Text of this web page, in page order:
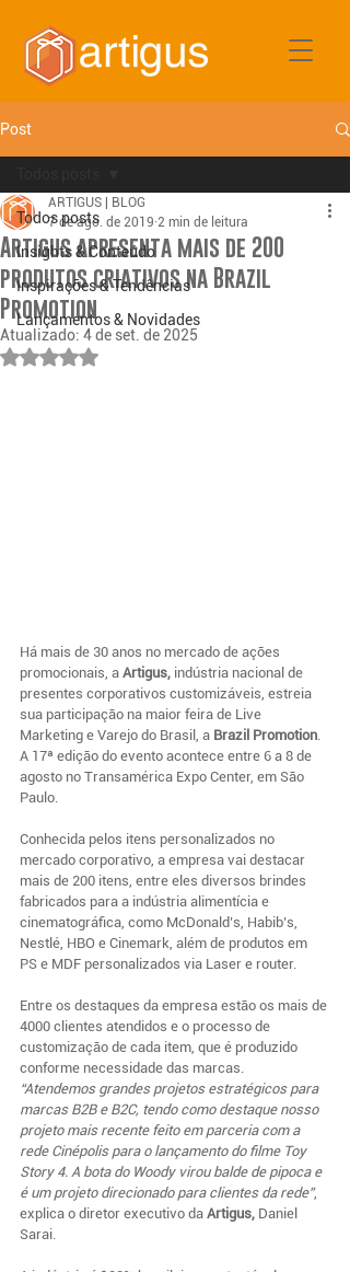
Post
Todos posts
Insights & Conteúdo
Inspirações & Tendências
Lançamentos & Novidades
Artigus apresenta mais de 200
produtos criativos na Brazil
Promotion
ARTIGUS | BLOG
7 de ago. de 2019 2 min de leitura
Atualizado: 4 de set. de 2025
Avaliado com NaN de 5 estrelas.
Há mais de 30 anos no mercado de ações
promocionais, a Artigus, indústria nacional de
presentes corporativos customizáveis, estreia
sua participação na maior feira de Live
Marketing e Varejo do Brasil, a Brazil Promotion.
A 17ª edição do evento acontece entre 6 a 8 de
agosto no Transamérica Expo Center, em São
Paulo.
Conhecida pelos itens personalizados no
mercado corporativo, a empresa vai destacar
mais de 200 itens, entre eles diversos brindes
fabricados para a indústria alimentícia e
cinematográfica, como McDonald’s, Habib’s,
Nestlé, HBO e Cinemark, além de produtos em
PS e MDF personalizados via Laser e router.
Entre os destaques da empresa estão os mais de
4000 clientes atendidos e o processo de
customização de cada item, que é produzido
conforme necessidade das marcas.
“Atendemos grandes projetos estratégicos para
marcas B2B e B2C, tendo como destaque nosso
projeto mais recente feito em parceria com a
rede Cinépolis para o lançamento do filme Toy
Story 4. A bota do Woody virou balde de pipoca e
é um projeto direcionado para clientes da rede”,
explica o diretor executivo da Artigus, Daniel
Sarai.